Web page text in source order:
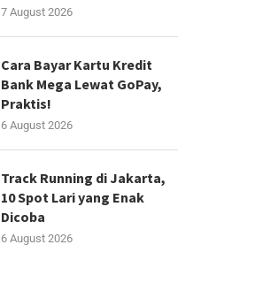
7 August 2026
Cara Bayar Kartu Kredit
Bank Mega Lewat GoPay,
Praktis!
6 August 2026
Track Running di Jakarta,
10 Spot Lari yang Enak
Dicoba
6 August 2026